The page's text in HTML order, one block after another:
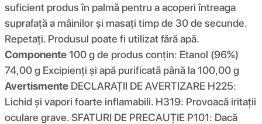
suficient produs în palmă pentru a acoperi întreaga
suprafață a mâinilor și masați timp de 30 de secunde.
Repetați. Produsul poate fi utilizat fără apă.
Componente100 g de produs conțin: Etanol (96%)
74,00 g Excipienți și apă purificată până la 100,00 g
Avertismente DECLARAȚII DE AVERTIZARE H225:
Lichid și vapori foarte inflamabili. H319: Provoacă iritații
oculare grave. SFATURI DE PRECAUȚIE P101: Dacă